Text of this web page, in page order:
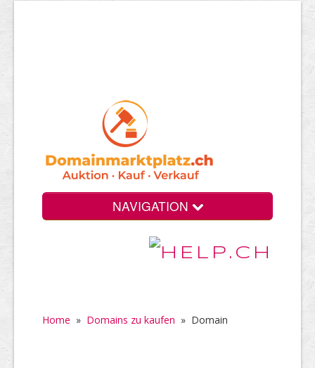
NAVIGATION
Home » Domains zu kaufen » Domain